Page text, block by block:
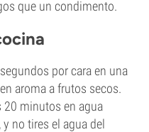
que un condimento.
por cara en una
aroma a frutos secos.
20 minutos en agua
no tires el agua del